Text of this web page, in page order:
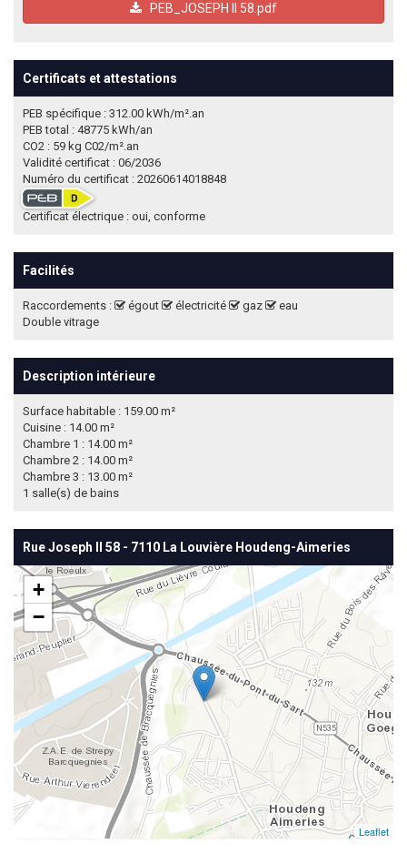
PEB_JOSEPH II 58.pdf
Certificats et attestations
PEB spécifique : 312.00 kWh/m².an
PEB total : 48775 kWh/an
CO2 : 59 kg C02/m².an
Validité certificat : 06/2036
Numéro du certificat : 20260614018848
Certificat électrique : oui, conforme
Facilités
Raccordements : égout électricité gaz
eau
Double vitrage
Description intérieure
Surface habitable : 159.00 m²
Cuisine : 14.00 m²
Chambre 1 : 14.00 m²
Chambre 2 : 14.00 m²
Chambre 3 : 13.00 m²
1 salle(s) de bains
Rue Joseph II 58 - 7110 La Louvière Houdeng-Aimeries
+
−
Leaflet